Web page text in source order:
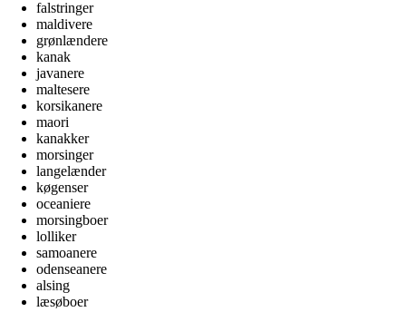
falstringer
maldivere
grønlændere
kanak
javanere
maltesere
korsikanere
maori
kanakker
morsinger
langelænder
køgenser
oceaniere
morsingboer
lolliker
samoanere
odenseanere
alsing
læsøboer